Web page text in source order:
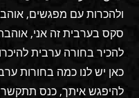
ולהכרות עם מפגשים,
סקס בערבית זה אני,
להכיר בחורה ערבית
כאן יש לנו כמה בחורות
להיפגש איתך, כנס